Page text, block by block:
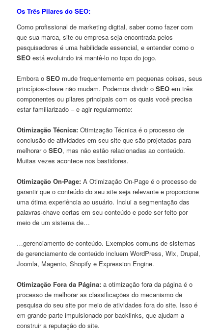
Os Três Pilares do SEO:
Como profissional de marketing digital, saber como fazer com
que sua marca, site ou empresa seja encontrada pelos
pesquisadores é uma habilidade essencial, e entender como o
SEO está evoluindo irá mantê-lo no topo do jogo.
Embora oSEO mude frequentemente em pequenas coisas, seus
princípios-chave não mudam. Podemos dividir oSEO em três
componentes ou pilares principais com os quais você precisa
estar familiarizado – e agir regularmente:
Otimização Técnica: Otimização Técnica é o processo de
conclusão de atividades em seu site que são projetadas para
melhorar oSEO, mas não estão relacionadas ao conteúdo.
Muitas vezes acontece nos bastidores.
Otimização On-Page: A Otimização On-Page é o processo de
garantir que o conteúdo do seu site seja relevante e proporcione
uma ótima experiência ao usuário. Inclui a segmentação das
palavras-chave certas em seu conteúdo e pode ser feito por
meio de um sistema de…
…gerenciamento de conteúdo. Exemplos comuns de sistemas
de gerenciamento de conteúdo incluem WordPress, Wix, Drupal,
Joomla, Magento, Shopify e Expression Engine.
Otimização Fora da Página: a otimização fora da página é o
processo de melhorar as classificações do mecanismo de
pesquisa do seu site por meio de atividades fora do site. Isso é
em grande parte impulsionado por backlinks, que ajudam a
construir a reputação do site.